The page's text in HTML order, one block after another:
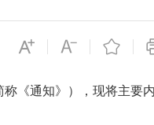
《通知》），现将主要